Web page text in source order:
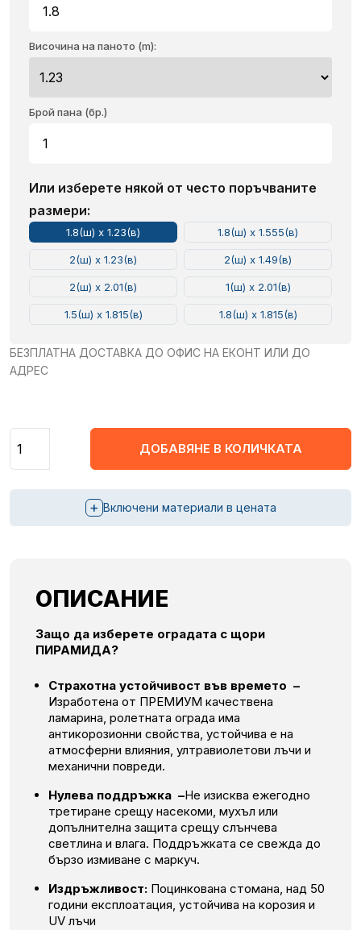
Височина на паното (m):
Брой пана (бр.)
Или изберете някой от често поръчваните
размери:
1.8(ш) x 1.23(в) 1.8(ш) x 1.555(в)
2(ш) x 1.23(в) 2(ш) x 1.49(в)
2(ш) x 2.01(в) 1(ш) x 2.01(в)
1.5(ш) x 1.815(в) 1.8(ш) x 1.815(в)
БЕЗПЛАТНА ДОСТАВКА ДО ОФИС НА ЕКОНТ ИЛИ ДО
АДРЕС
ДОБАВЯНЕ В КОЛИЧКАТА
+ Включени материали в цената
ОПИСАНИЕ
Защо да изберете оградата с щори
ПИРАМИДА?
Страхотна устойчивост във времето –
Изработена от ПРЕМИУМ качествена
ламарина, ролетната ограда има
антикорозионни свойства, устойчива е на
атмосферни влияния, ултравиолетови лъчи и
механични повреди.
Нулева поддръжка –Не изисква ежегодно
третиране срещу насекоми, мухъл или
допълнителна защита срещу слънчева
светлина и влага. Поддръжката се свежда до
бързо измиване с маркуч.
Издръжливост: Поцинкована стомана, над 50
години експлоатация, устойчива на корозия и
UV лъчи